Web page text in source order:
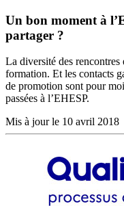
Un bon moment à
partager ?
La diversité des rencontres
formation. Et les contacts
de promotion sont pour
passées à l’EHESP.
Mis à jour le 10 avril 2018